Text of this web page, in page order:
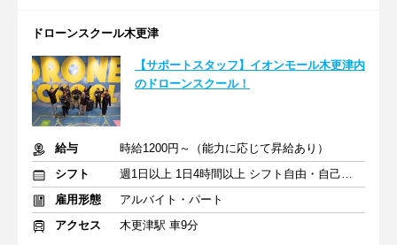
ドローンスクール木更津
【サポートスタッフ】イオンモール木更津内
のドローンスクール！
給与
時給1200円～（能力に応じて昇給あり）
シフト
週1日以上 1日4時間以上 シフト自由・自己申告
雇用形態
アルバイト・パート
アクセス
木更津駅 車9分